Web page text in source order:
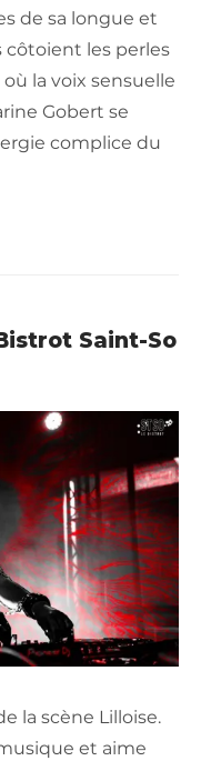
de sa longue et
côtoient les perles
la voix sensuelle
Gobert se
complice du
Saint-So
la scène Lilloise.
et aime